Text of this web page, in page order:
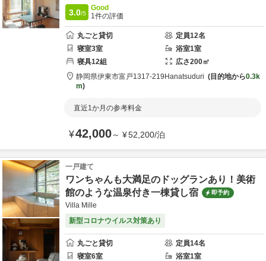
3.0/5
Good
1件の評価
丸ごと貸切 定員12名
寝室3室 浴室1室
寝具12組 広さ200㎡
静岡県伊東市富戸1317-219 Hanatsuduri 目的地から0.3k
m
直近1か月の参考料金
¥42,000～ ¥52,200/泊
一戸建て
ワンちゃんも大満足のドッグランあり！美術
館のような温泉付き一棟貸し宿
即予約
Villa Mille
新型コロナウイルス対策あり
丸ごと貸切 定員14名
寝室6室 浴室1室